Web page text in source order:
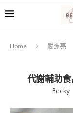
Home 愛漂亮
代謝輔助
Becky